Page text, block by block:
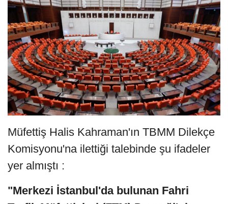
Müfettiş Halis Kahraman'ın TBMM Dilekçe
Komisyonu'na ilettiği talebinde şu ifadeler
yer almıştı :
"Merkezi İstanbul'da bulunan Fahri